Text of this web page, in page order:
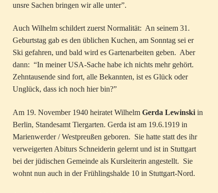
unsre Sachen bringen wir alle unter”.
Auch Wilhelm schildert zuerst Normalität: An seinem 31.
Geburtstag gab es den üblichen Kuchen, am Sonntag sei er
Ski gefahren, und bald wird es Gartenarbeiten geben. Aber
dann: “In meiner USA-Sache habe ich nichts mehr gehört.
Zehntausende sind fort, alle Bekannten, ist es Glück oder
Unglück, dass ich noch hier bin?”
Am 19. November 1940 heiratet Wilhelm Gerda Lewinski in
Berlin, Standesamt Tiergarten. Gerda ist am 19.6.1919 in
Marienwerder / Westpreußen geboren. Sie hatte statt des ihr
verweigerten Abiturs Schneiderin gelernt und ist in Stuttgart
bei der jüdischen Gemeinde als Kursleiterin angestellt. Sie
wohnt nun auch in der Frühlingshalde 10 in Stuttgart-Nord.